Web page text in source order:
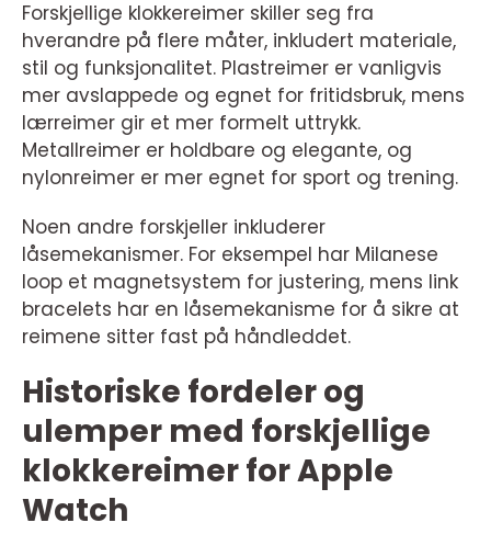
Forskjellige klokkereimer skiller seg fra
hverandre på flere måter, inkludert materiale,
stil og funksjonalitet. Plastreimer er vanligvis
mer avslappede og egnet for fritidsbruk, mens
lærreimer gir et mer formelt uttrykk.
Metallreimer er holdbare og elegante, og
nylonreimer er mer egnet for sport og trening.
Noen andre forskjeller inkluderer
låsemekanismer. For eksempel har Milanese
loop et magnetsystem for justering, mens link
bracelets har en låsemekanisme for å sikre at
reimene sitter fast på håndleddet.
Historiske fordeler og
ulemper med forskjellige
klokkereimer for Apple
Watch